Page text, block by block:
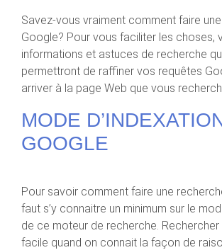
Savez-vous vraiment comment faire
Google? Pour vous faciliter les choses,
informations et astuces de recherche
permettront de raffiner vos requêtes
arriver à la page Web que vous
MODE
GOOGLE
Pour savoir comment faire une
faut s’y connaitre un minimum sur le
de ce moteur de recherche.
facile quand on connait la façon de